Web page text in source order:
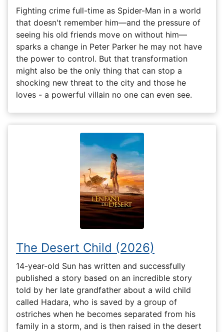
Fighting crime full-time as Spider-Man in a world
that doesn't remember him—and the pressure of
seeing his old friends move on without him—
sparks a change in Peter Parker he may not have
the power to control. But that transformation
might also be the only thing that can stop a
shocking new threat to the city and those he
loves - a powerful villain no one can even see.
The Desert Child (2026)
14-year-old Sun has written and successfully
published a story based on an incredible story
told by her late grandfather about a wild child
called Hadara, who is saved by a group of
ostriches when he becomes separated from his
family in a storm, and is then raised in the desert